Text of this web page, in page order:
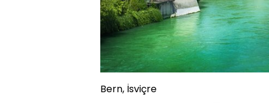
Bern, İsviçre